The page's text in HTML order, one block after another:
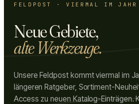
FELDPOST · VIERMAL IM JAHR
Neue Gebiete,
alte Werkzeuge.
Unsere Feldpost kommt viermal im
längeren Ratgeber, Sortiment-
Access zu neuen Katalog-Einträgen.